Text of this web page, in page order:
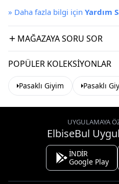
» Daha fazla bilgi için Yardım
MAĞAZAYA SORU SOR
POPÜLER KOLEKSIYONLAR
Pasaklı Giyim Pasaklı
UYGULAMAYA
ElbiseBul
İNDİR
Google Play